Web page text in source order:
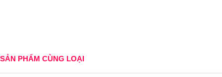
SẢN PHẨM CÙNG LOẠI